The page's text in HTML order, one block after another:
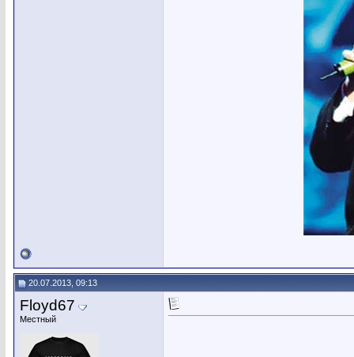
20.07.2013, 09:13
Floyd67
Местный